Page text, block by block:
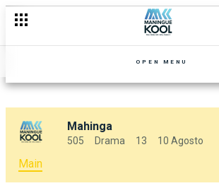
OPEN MENU
Mahinga
505 Drama 13 10 Agosto
Main